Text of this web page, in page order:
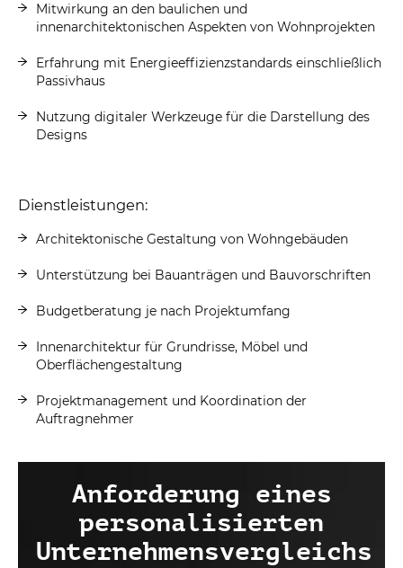
Mitwirkung an den baulichen und
innenarchitektonischen Aspekten von Wohnprojekten
Erfahrung mit Energieeffizienzstandards einschließlich
Passivhaus
Nutzung digitaler Werkzeuge für die Darstellung des
Designs
Dienstleistungen:
Architektonische Gestaltung von Wohngebäuden
Unterstützung bei Bauanträgen und Bauvorschriften
Budgetberatung je nach Projektumfang
Innenarchitektur für Grundrisse, Möbel und
Oberflächengestaltung
Projektmanagement und Koordination der
Auftragnehmer
Anforderung eines
personalisierten
Unternehmensvergleichs